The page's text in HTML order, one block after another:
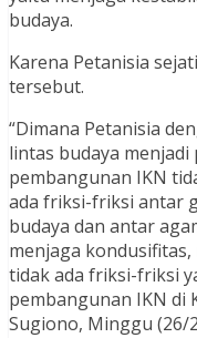
budaya.
Karena Petanisia
tersebut.
“Dimana Petanisia
lintas budaya
pembangunan IKN
ada friksi-friksi antar
budaya dan antar
menjaga
tidak ada friksi-friksi
pembangunan IKN di
Sugiono, Minggu (26/